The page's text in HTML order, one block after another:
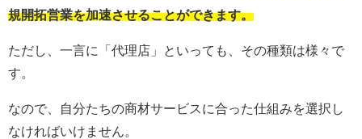
規開拓営業を加速させることができます。
ただし、一言に「代理店」といっても、その種類は様々で
す。
なので、自分たちの商材サービスに合った仕組みを選択し
なければいけません。